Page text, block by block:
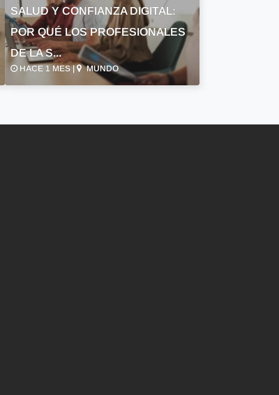
SALUD Y CONFIANZA DIGITAL:
POR QUÉ LOS PROFESIONALES
DE LA S...
HACE 1 MES | MUNDO